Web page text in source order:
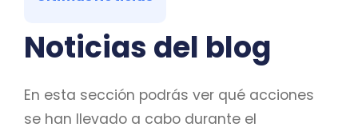
Noticias del blog
En esta sección podrás ver qué acciones
se han llevado a cabo durante el